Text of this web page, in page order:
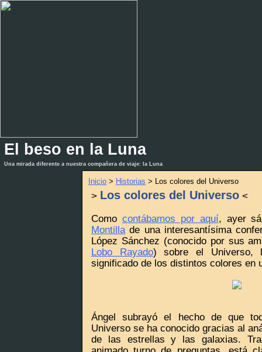
El beso en la Luna
Una mirada diferente a nuestra compañera de viaje: la Luna
Inicio > Historias > Los colores del Universo
> Los colores del Universo <
Como contábamos por aquí, ayer
Montilla de una interesantísima
López Sánchez (conocido por sus
Lobo Rayado) sobre el Universo,
significado de los distintos colores en
Ángel subrayó el hecho de que
Universo se ha conocido gracias al
de las estrellas y las galaxias.